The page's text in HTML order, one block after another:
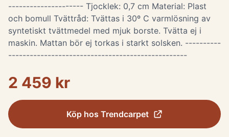
--------------------- Tjocklek: 0,7 cm Material: Plast
och bomull Tvättråd: Tvättas i 30º C varmlösning av
syntetiskt tvättmedel med mjuk borste. Tvätta ej i
maskin. Mattan bör ej torkas i starkt solsken. ----------
--------------------------------------------------
2 459 kr
Köp hos Trendcarpet